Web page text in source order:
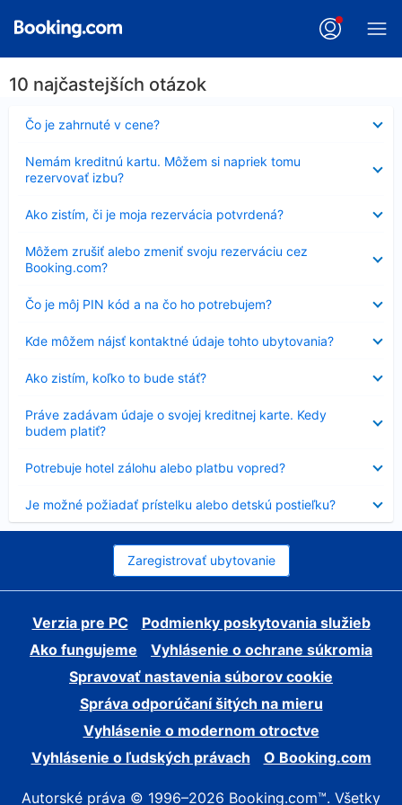
10 najčastejších otázok
Čo je zahrnuté v cene?
Nezobrazuje
sa
Nemám kreditnú kartu. Môžem si napriek tomu
rezervovať izbu?
sa
Ako zistím, či je moja rezervácia potvrdená?
sa
Môžem zrušiť alebo zmeniť svoju rezerváciu cez
Booking.com?
sa
Čo je môj PIN kód a na čo ho potrebujem?
Nezobrazuje
sa
Kde môžem nájsť kontaktné údaje tohto ubytovania?
sa
Ako zistím, koľko to bude stáť?
sa
Práve zadávam údaje o svojej kreditnej karte. Kedy
budem platiť?
sa
Potrebuje hotel zálohu alebo platbu vopred?
sa
Je možné požiadať prístelku alebo detskú postieľku?
sa
Zaregistrovať ubytovanie
Verzia pre PC
Podmienky poskytovania služieb
Ako fungujeme
Vyhlásenie o ochrane súkromia
Spravovať nastavenia súborov cookie
Správa odporúčaní šitých na mieru
Vyhlásenie o modernom otroctve
Vyhlásenie o ľudských právach
O Booking.com
Autorské práva © 1996–2026 Booking.com™. Všetky